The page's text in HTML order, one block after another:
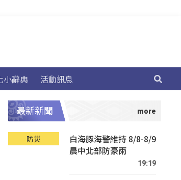
小辭典 活動訊息
最新新聞
防災
白海豚海警維持 8/8-8/9
晨中北部防豪雨
19:19